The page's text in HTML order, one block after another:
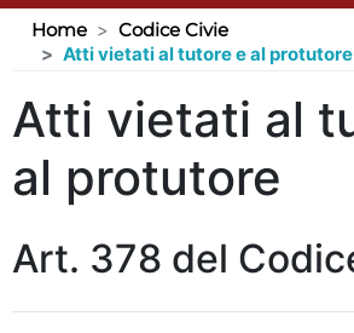
Home
Codice Civie
Atti vietati al tutore e al protutore
Atti vietati al
al protutore
Art. 378 del